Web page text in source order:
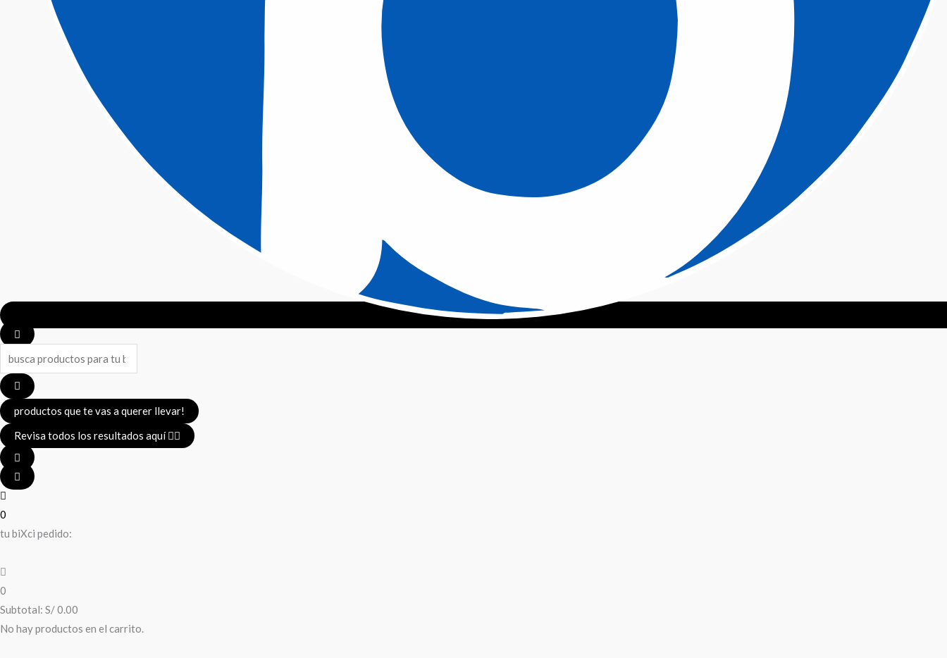
Search
...
productos que te vas a querer llevar!
Revisa todos los resultados aquí 👈🏼
0
tu biXci pedido:
0
Subtotal: S/0.00
No hay productos en el carrito.